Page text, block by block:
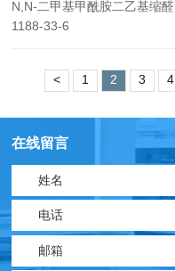
N,N-二甲基甲酰胺二乙基缩醛
1188-33-6
< 1 2 3 4
在线留言